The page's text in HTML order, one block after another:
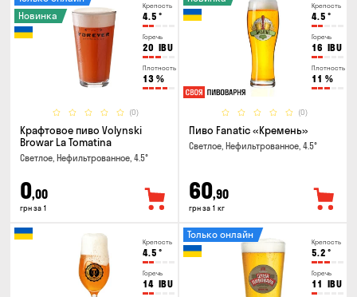
Крепость
4.5 °
Горечь
20 IBU
Плотность
13 %
(0)
Новинка
Крафтовое пиво Volynski
Browar La Tomatina
Светлое, Нефильтрованное, 4.5°
0,00
грн за 1
Крепость
4.5 °
Горечь
16 IBU
Плотность
11 %
(0)
Пиво Fanatic «Кремень»
Светлое, Нефильтрованное, 4.5°
60,90
грн за 1 кг
Крепость
4.5 °
Горечь
14 IBU
Крепость
5.2 °
Горечь
11 IBU
Только онлайн